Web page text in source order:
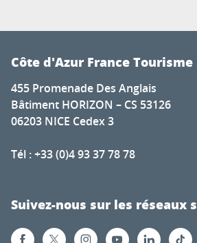
Côte d'Azur France Tourisme
455 Promenade Des Anglais
Bâtiment HORIZON – CS 53126
06203 NICE Cedex 3
Tél : +33 (0)4 93 37 78 78
Suivez-nous sur les réseaux